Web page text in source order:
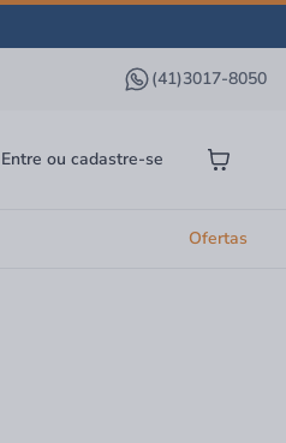
(41)3017-8050
Entre ou cadastre-se
Ofertas